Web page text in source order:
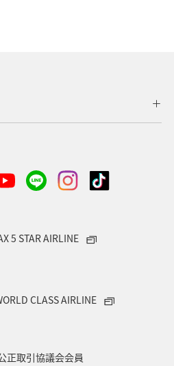
5 STAR AIRLINE
CLASS AIRLINE
正取引協議会会員